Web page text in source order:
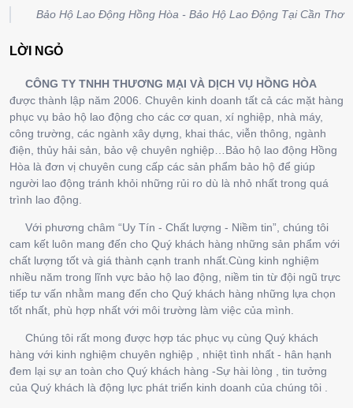
Bảo Hộ Lao Động Hồng Hòa - Bảo Hộ Lao Động Tại Cần Thơ
LỜI NGỎ
CÔNG TY TNHH THƯƠNG MẠI VÀ DỊCH VỤ HỒNG HÒA
được thành lập năm 2006. Chuyên kinh doanh tất cả các mặt hàng
phục vụ bảo hộ lao động cho các cơ quan, xí nghiệp, nhà máy,
công trường, các ngành xây dựng, khai thác, viễn thông, ngành
điện, thủy hải sản, bảo vệ chuyên nghiệp…Bảo hộ lao động Hồng
Hòa là đơn vị chuyên cung cấp các sản phẩm bảo hộ để giúp
người lao động tránh khỏi những rủi ro dù là nhỏ nhất trong quá
trình lao động.
Với phương châm “Uy Tín - Chất lượng - Niềm tin”, chúng tôi
cam kết luôn mang đến cho Quý khách hàng những sản phẩm với
chất lượng tốt và giá thành cạnh tranh nhất.Cùng kinh nghiệm
nhiều năm trong lĩnh vực bảo hộ lao động, niềm tin từ đội ngũ trực
tiếp tư vấn nhằm mang đến cho Quý khách hàng những lựa chọn
tốt nhất, phù hợp nhất với môi trường làm việc của mình.
Chúng tôi rất mong được hợp tác phục vụ cùng Quý khách
hàng với kinh nghiệm chuyên nghiệp , nhiệt tình nhất - hân hạnh
đem lại sự an toàn cho Quý khách hàng -Sự hài lòng , tin tưởng
của Quý khách là động lực phát triển kinh doanh của chúng tôi .